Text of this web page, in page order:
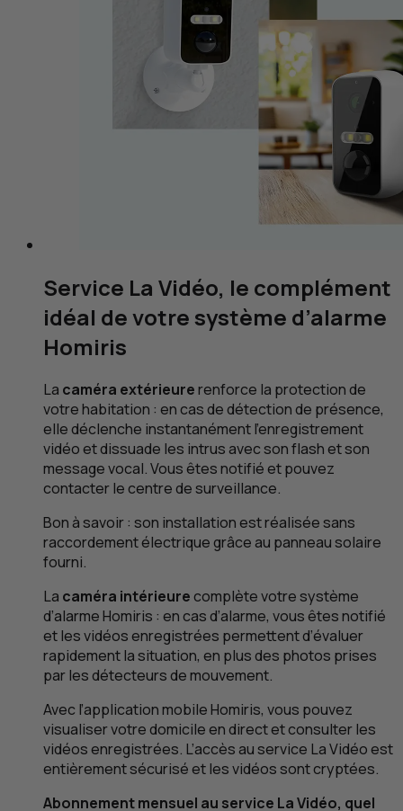
Service La Vidéo, le complément
idéal de votre système d’alarme
Homiris
La caméra extérieurerenforce la protection de
votre habitation : en cas de détection de présence,
elle déclenche instantanément l’enregistrement
vidéo et dissuade les intrus avec son flash et son
message vocal. Vous êtes notifié et pouvez
contacter le centre de surveillance.
Bon à savoir : son installation est réalisée sans
raccordement électrique grâce au panneau solaire
fourni.
La caméra intérieurecomplète votre système
d’alarme Homiris : en cas d’alarme, vous êtes notifié
et les vidéos enregistrées permettent d’évaluer
rapidement la situation, en plus des photos prises
par les détecteurs de mouvement.
Avec l’application mobile Homiris, vous pouvez
visualiser votre domicile en direct et consulter les
vidéos enregistrées. L’accès au service La Vidéo est
entièrement sécurisé et les vidéos sont cryptées.
Abonnement mensuel au service La Vidéo, quel